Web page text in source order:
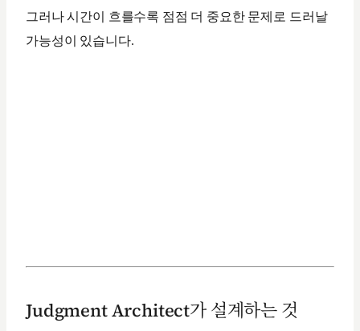
그러나 시간이 흐를수록 점점 더 중요한 문제로 드러날
가능성이 있습니다.
Judgment Architect가 설계하는 것